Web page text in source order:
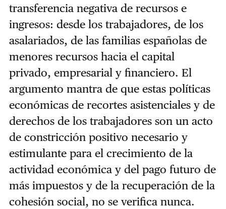
transferencia negativa de recursos e
ingresos: desde los trabajadores, de los
asalariados, de las familias españolas de
menores recursos hacia el capital
privado, empresarial y financiero. El
argumento mantra de que estas políticas
económicas de recortes asistenciales y de
derechos de los trabajadores son un acto
de constricción positivo necesario y
estimulante para el crecimiento de la
actividad económica y del pago futuro de
más impuestos y de la recuperación de la
cohesión social, no se verifica nunca.